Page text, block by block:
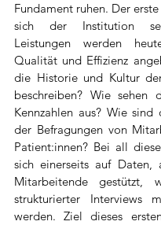
Fundament ruhen. Der
sich der Institution
Leistungen werden
Qualität und Effizienz
die Historie und Kultur
beschreiben? Wie sehen
Kennzahlen aus? Wie sind
der Befragungen von
Patient:innen? Bei all
sich einerseits auf Daten,
Mitarbeitende gestützt,
strukturierter Interviews
werden. Ziel dieses